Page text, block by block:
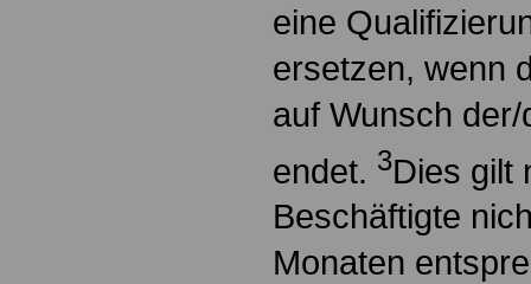
eine
ersetzen, wenn
auf Wunsch
endet. 3Dies gilt
Beschäftigte
Monaten